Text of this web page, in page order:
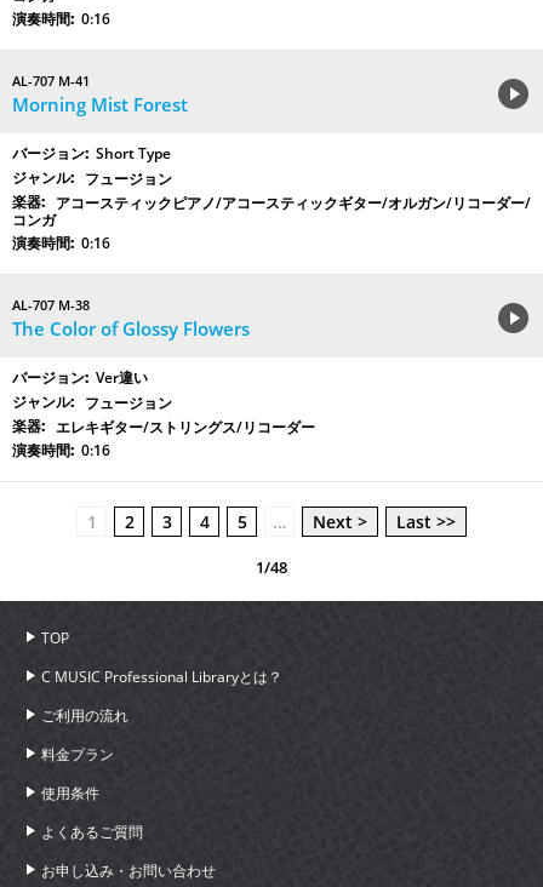
0:16
AL-707 M-41
Morning Mist Forest
Short Type
フュージョン
アコースティックピアノ/アコースティックギター/オルガン/リコーダー/
コンガ
0:16
AL-707 M-38
The Color of Glossy Flowers
Ver違い
フュージョン
エレキギター/ストリングス/リコーダー
0:16
1 2 3 4 5 … Next > Last >>
1/48
TOP
C MUSIC Professional Libraryとは？
ご利用の流れ
料金プラン
使用条件
よくあるご質問
お申し込み・お問い合わせ